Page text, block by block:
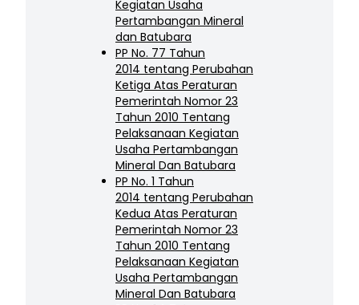
Kegiatan Usaha
Pertambangan Mineral
dan Batubara
PP No. 77 Tahun
2014 tentang Perubahan
Ketiga Atas Peraturan
Pemerintah Nomor 23
Tahun 2010 Tentang
Pelaksanaan Kegiatan
Usaha Pertambangan
Mineral Dan Batubara
PP No. 1 Tahun
2014 tentang Perubahan
Kedua Atas Peraturan
Pemerintah Nomor 23
Tahun 2010 Tentang
Pelaksanaan Kegiatan
Usaha Pertambangan
Mineral Dan Batubara